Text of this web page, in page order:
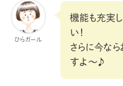
ひらガール
機能も充実
い！
さらに今な
すよ〜♪